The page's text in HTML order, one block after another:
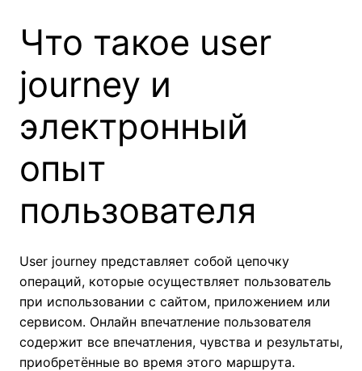
Что такое user
journey и
электронный
опыт
пользователя
User journey представляет собой цепочку
операций, которые осуществляет пользователь
при использовании с сайтом, приложением или
сервисом. Онлайн впечатление пользователя
содержит все впечатления, чувства и результаты,
приобретённые во время этого маршрута.